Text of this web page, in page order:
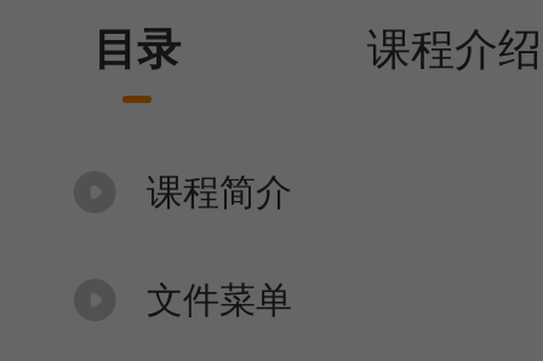
目录 课程介绍
课程简介
文件菜单